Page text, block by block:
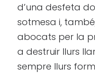
d’una desfeta
sotmesa i,
abocats per la
a destruir llurs
sempre llurs